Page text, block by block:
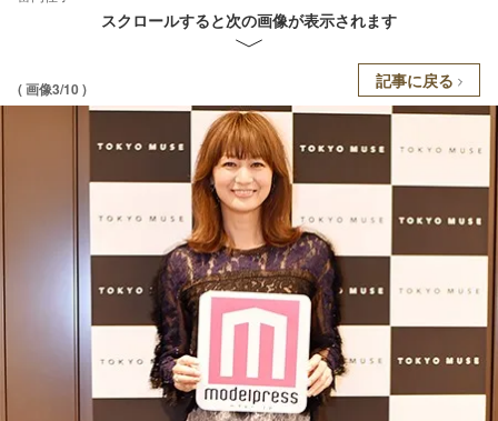
スクロールすると次の画像が表示されます
( 画像3/10 ) 記事に戻る